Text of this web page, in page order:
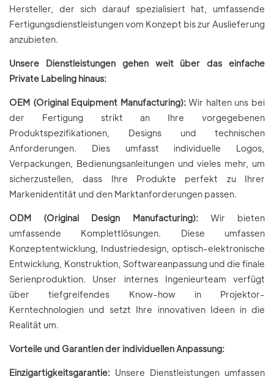
Hersteller, der sich darauf spezialisiert hat, umfassende
Fertigungsdienstleistungen vom Konzept bis zur Auslieferung
anzubieten.
Unsere Dienstleistungen gehen weit über das einfache
Private Labeling hinaus:
OEM (Original Equipment Manufacturing):Wir halten uns bei
der Fertigung strikt an Ihre vorgegebenen
Produktspezifikationen, Designs und technischen
Anforderungen. Dies umfasst individuelle Logos,
Verpackungen, Bedienungsanleitungen und vieles mehr, um
sicherzustellen, dass Ihre Produkte perfekt zu Ihrer
Markenidentität und den Marktanforderungen passen.
ODM (Original Design Manufacturing):Wir bieten
umfassende Komplettlösungen. Diese umfassen
Konzeptentwicklung, Industriedesign, optisch-elektronische
Entwicklung, Konstruktion, Softwareanpassung und die finale
Serienproduktion. Unser internes Ingenieurteam verfügt
über tiefgreifendes Know-how in Projektor-
Kerntechnologien und setzt Ihre innovativen Ideen in die
Realität um.
Vorteile und Garantien der individuellen Anpassung:
Einzigartigkeitsgarantie: Unsere Dienstleistungen umfassen